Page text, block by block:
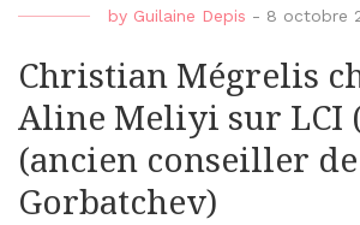
by Guilaine Depis - 8 octobre
Christian Mégrelis
Aline Meliyi sur LCI
(ancien conseiller de
Gorbatchev)